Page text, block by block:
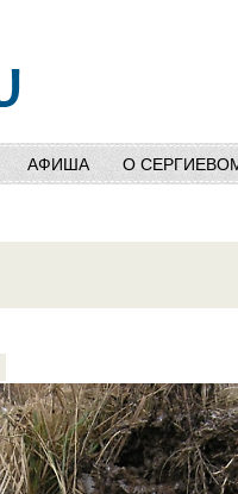
АФИША О